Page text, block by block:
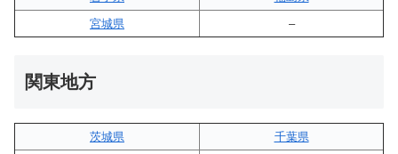
宮城県
–
関東地方
茨城県
千葉県